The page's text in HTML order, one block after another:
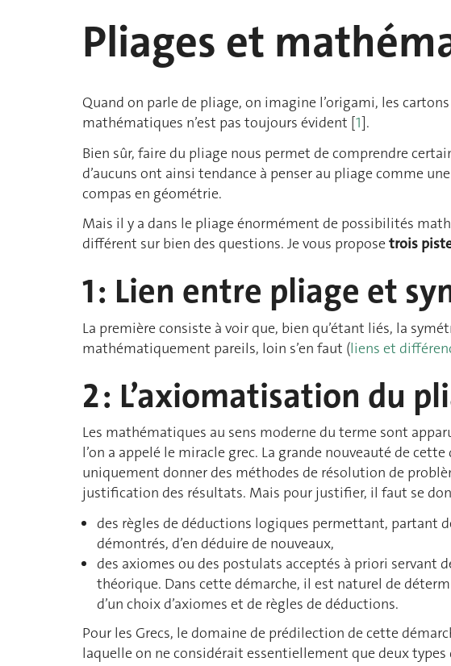
Pliages et
Quand on parle de pliage, on imagine l’origami, les
mathématiques n’est pas toujours évident [1].
Bien sûr, faire du pliage nous permet de comprendre
d’aucuns ont ainsi tendance à penser au pliage comme
compas en géométrie.
Mais il y a dans le pliage énormément de possibilités
différent sur bien des questions. Je vous proposetrois
1 : Lien entre pliage et
La première consiste à voir que, bien qu’étant liés, la
mathématiquement pareils, loin s’en faut (liens et
2 : L’axiomatisation du
Les mathématiques au sens moderne du terme sont
l’on a appelé le miracle grec. La grande nouveauté de
uniquement donner des méthodes de résolution de
justification des résultats. Mais pour justifier, il faut se
des règles de déductions logiques permettant, partant
démontrés, d’en déduire de nouveaux,
des axiomes ou des postulats acceptés à priori servant
théorique. Dans cette démarche, il est naturel de
d’un choix d’axiomes et de règles de déductions.
Pour les Grecs, le domaine de prédilection de cette
laquelle on ne considérait essentiellement que deux types